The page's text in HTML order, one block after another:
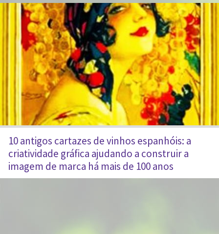
10 antigos cartazes de vinhos espanhóis: a
criatividade gráfica ajudando a construir a
imagem de marca há mais de 100 anos